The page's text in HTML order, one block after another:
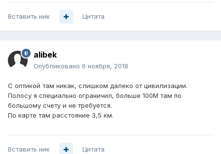
Вставить ник Цитата
alibek
Опубликовано 6 ноября, 2018
С оптикой там никак, слишком далеко от цивилизации.
Полосу я специально ограничил, больше 100М там по
большому счету и не требуется.
По карте там расстояние 3,5 км.
Вставить ник Цитата